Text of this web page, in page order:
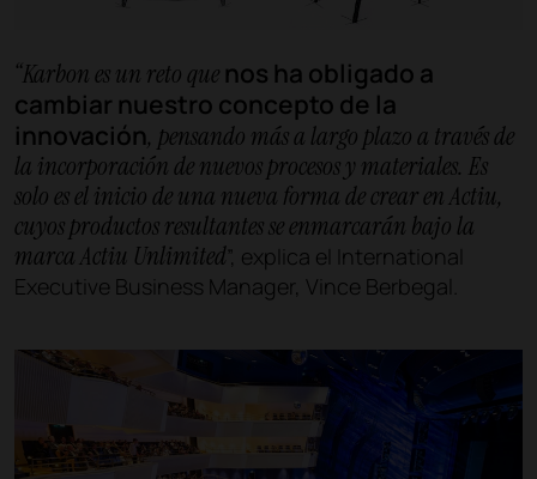
“Karbon es un reto que nos ha obligado a
cambiar nuestro concepto de la
innovación, pensando más a largo plazo a través de
la incorporación de nuevos procesos y materiales. Es
solo es el inicio de una nueva forma de crear en Actiu,
cuyos productos resultantes se enmarcarán bajo la
marca Actiu Unlimited”, explica el International
Executive Business Manager, Vince Berbegal.